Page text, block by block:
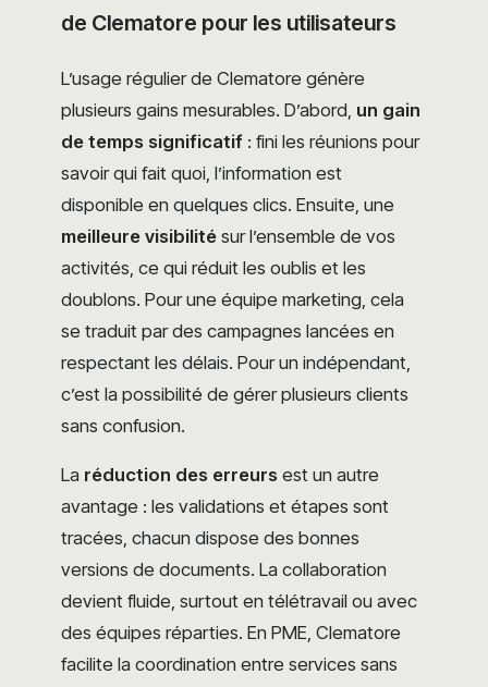
de Clematore pour les utilisateurs
L’usage régulier de Clematore génère
plusieurs gains mesurables. D’abord, un gain
de temps significatif : fini les réunions pour
savoir qui fait quoi, l’information est
disponible en quelques clics. Ensuite, une
meilleure visibilité sur l’ensemble de vos
activités, ce qui réduit les oublis et les
doublons. Pour une équipe marketing, cela
se traduit par des campagnes lancées en
respectant les délais. Pour un indépendant,
c’est la possibilité de gérer plusieurs clients
sans confusion.
La réduction des erreurs est un autre
avantage : les validations et étapes sont
tracées, chacun dispose des bonnes
versions de documents. La collaboration
devient fluide, surtout en télétravail ou avec
des équipes réparties. En PME, Clematore
facilite la coordination entre services sans